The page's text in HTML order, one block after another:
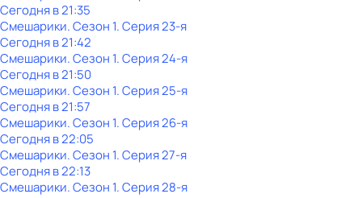
Сегодня в 21:35
Смешарики. Сезон 1. Серия 23-я
Сегодня в 21:42
Смешарики. Сезон 1. Серия 24-я
Сегодня в 21:50
Смешарики. Сезон 1. Серия 25-я
Сегодня в 21:57
Смешарики. Сезон 1. Серия 26-я
Сегодня в 22:05
Смешарики. Сезон 1. Серия 27-я
Сегодня в 22:13
Смешарики. Сезон 1. Серия 28-я